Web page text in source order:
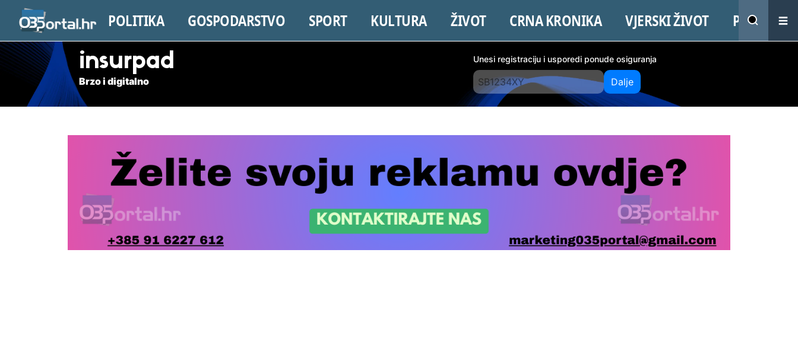
POLITIKA GOSPODARSTVO SPORT KULTURA ŽIVOT CRNA KRONIKA VJERSKI ŽIVOT PROMO
insurpad
Brzo i digitalno
Unesi registraciju i usporedi ponude osiguranja
Dalje